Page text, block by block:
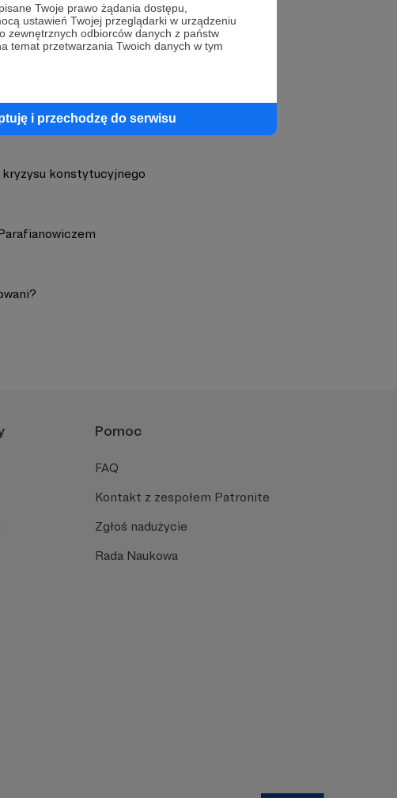
Twoje prawo żądania dostępu,
ustawień Twojej przeglądarki w urządzeniu
zewnętrznych odbiorców danych z państw
temat przetwarzania Twoich danych w tym
i przechodzę do serwisu
profil autora
konstytucyjnego
Pomoc
FAQ
Kontakt z zespołem Patronite
Zgłoś nadużycie
Rada Naukowa